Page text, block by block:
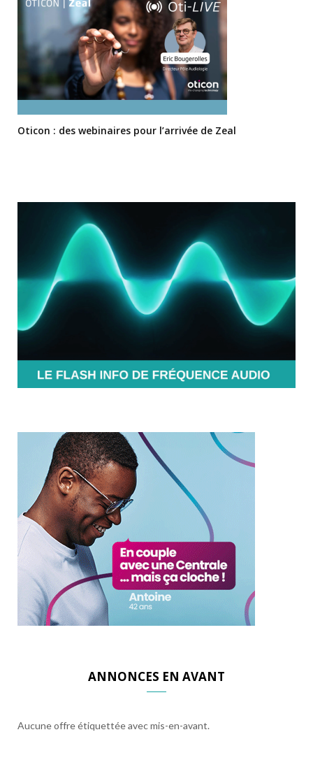
Oticon : des webinaires pour l’arrivée de Zeal
ANNONCES EN AVANT
Aucune offre étiquettée avec mis-en-avant.